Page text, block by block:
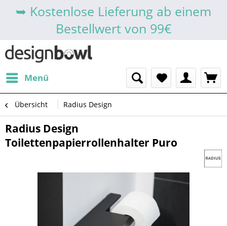
➥ Kostenlose Lieferung ab einem
Bestellwert von 99€
Menü
Übersicht Radius Design
Radius Design
Toilettenpapierrollenhalter Puro